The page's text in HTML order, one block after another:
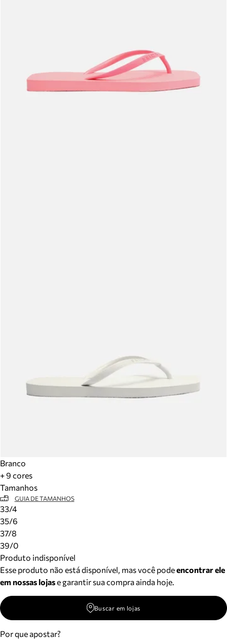
Branco
+ 9 cores
Tamanhos
GUIA DE TAMANHOS
33/4
35/6
37/8
39/0
Produto indisponível
Esse produto não está disponível, mas você podeencontrar ele
em nossas lojase garantir sua compra ainda hoje.
Buscar em lojas
Por que apostar?